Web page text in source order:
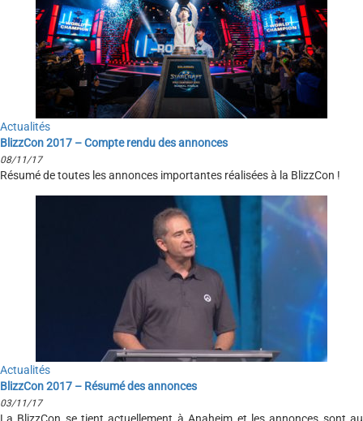
Actualités
BlizzCon 2017 – Compte rendu des annonces
08/11/17
Résumé de toutes les annonces importantes réalisées à la BlizzCon !
Actualités
BlizzCon 2017 – Résumé des annonces
03/11/17